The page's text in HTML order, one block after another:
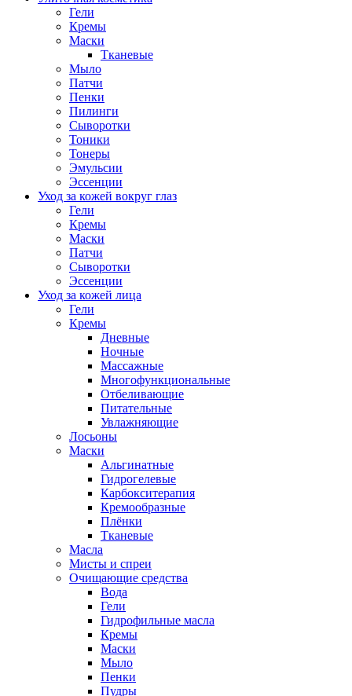
Гели
Кремы
Маски
Тканевые
Мыло
Патчи
Пенки
Пилинги
Сыворотки
Тоники
Тонеры
Эмульсии
Эссенции
Уход за кожей вокруг глаз
Гели
Кремы
Маски
Патчи
Сыворотки
Эссенции
Уход за кожей лица
Гели
Кремы
Дневные
Ночные
Массажные
Многофункциональные
Отбеливающие
Питательные
Увлажняющие
Лосьоны
Маски
Альгинатные
Гидрогелевые
Карбокситерапия
Кремообразные
Плёнки
Тканевые
Масла
Мисты и спреи
Очищающие средства
Вода
Гели
Гидрофильные масла
Кремы
Маски
Мыло
Пенки
Пудры